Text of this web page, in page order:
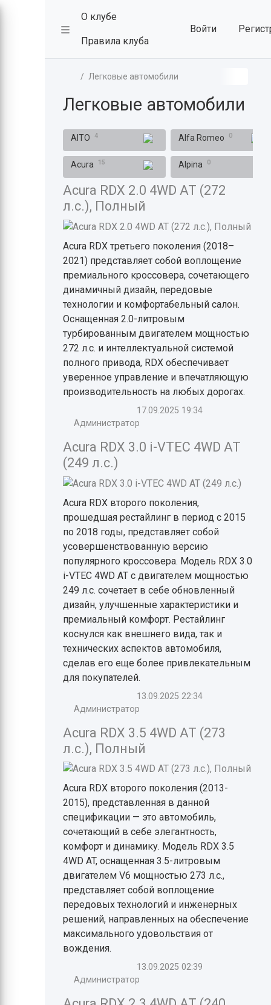
О клубе
Правила клуба
Войти
Легковые автомобили
Легковые автомобили
AITO 4
Acura 15
Alfa Romeo 0
Alpina 0
Acura RDX 2.0 4WD AT (272
л.с.), Полный
Acura RDX третьего поколения (2018–
2021) представляет собой воплощение
премиального кроссовера, сочетающего
динамичный дизайн, передовые
технологии и комфортабельный салон.
Оснащенная 2.0-литровым
турбированным двигателем мощностью
272 л.с. и интеллектуальной системой
полного привода, RDX обеспечивает
уверенное управление и впечатляющую
производительность на любых дорогах.
17.09.2025 19:34
Администратор
Acura RDX 3.0 i-VTEC 4WD AT
(249 л.с.)
Acura RDX второго поколения,
прошедшая рестайлинг в период с 2015
по 2018 годы, представляет собой
усовершенствованную версию
популярного кроссовера. Модель RDX 3.0
i-VTEC 4WD AT с двигателем мощностью
249 л.с. сочетает в себе обновленный
дизайн, улучшенные характеристики и
премиальный комфорт. Рестайлинг
коснулся как внешнего вида, так и
технических аспектов автомобиля,
сделав его еще более привлекательным
для покупателей.
13.09.2025 22:34
Администратор
Acura RDX 3.5 4WD AT (273
л.с.), Полный
Acura RDX второго поколения (2013-
2015), представленная в данной
спецификации — это автомобиль,
сочетающий в себе элегантность,
комфорт и динамику. Модель RDX 3.5
4WD AT, оснащенная 3.5-литровым
двигателем V6 мощностью 273 л.с.,
представляет собой воплощение
передовых технологий и инженерных
решений, направленных на обеспечение
максимального удовольствия от
вождения.
13.09.2025 02:39
Администратор